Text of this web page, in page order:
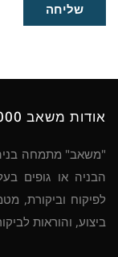
שליחה
אודות משאב 2000
"משאב" מתמחה
הבניה או גופים
לפיקוח וביקורת,
ביצוע, והוראות